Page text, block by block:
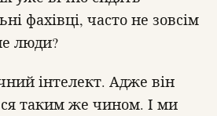
фахівці, часто не зовсім
люди?
інтелект. Адже він
таким же чином. І ми